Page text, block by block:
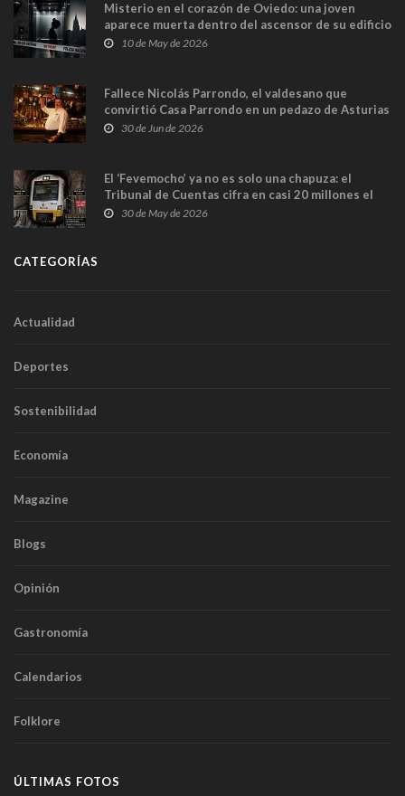
Misterio en el corazón de Oviedo: una joven
aparece muerta dentro del ascensor de su edificio
y las cámaras captan sus últimos minutos
10 de May de 2026
Fallece Nicolás Parrondo, el valdesano que
convirtió Casa Parrondo en un pedazo de Asturias
en Madrid
30 de Jun de 2026
El ‘Fevemocho’ ya no es solo una chapuza: el
Tribunal de Cuentas cifra en casi 20 millones el
sobrecoste de los trenes que no cabían por los
30 de May de 2026
CATEGORÍAS
Actualidad
Deportes
Sostenibilidad
Economía
Magazine
Blogs
Opinión
Gastronomía
Calendarios
Folklore
ÚLTIMAS FOTOS